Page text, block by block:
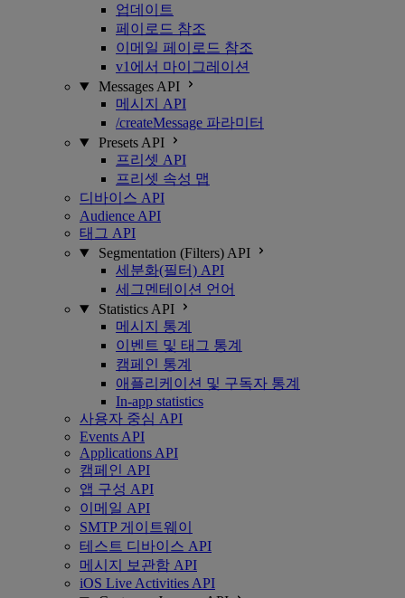
업데이트
페이로드 참조
이메일 페이로드 참조
v1에서 마이그레이션
Messages API
메시지 API
/createMessage 파라미터
Presets API
프리셋 API
프리셋 속성 맵
디바이스 API
Audience API
태그 API
Segmentation (Filters) API
세분화(필터) API
세그멘테이션 언어
Statistics API
메시지 통계
이벤트 및 태그 통계
캠페인 통계
애플리케이션 및 구독자 통계
In-app statistics
사용자 중심 API
Events API
Applications API
캠페인 API
앱 구성 API
이메일 API
SMTP 게이트웨이
테스트 디바이스 API
메시지 보관함 API
iOS Live Activities API